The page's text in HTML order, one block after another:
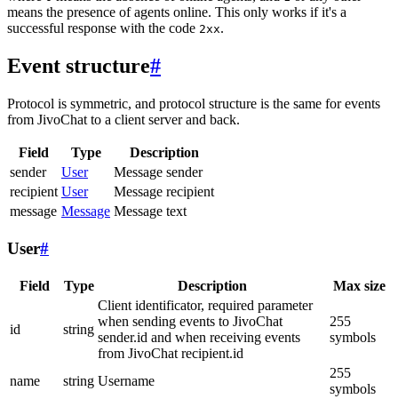
means the presence of agents online. This only works if it's a
successful response with the code 2xx.
Event structure#
Protocol is symmetric, and protocol structure is the same for events
from JivoChat to a client server and back.
Field Type
Description
sender
User
Message sender
recipient User
Message recipient
message Message Message text
User#
Field Type Description Max size
id string
Client identificator, required parameter
when sending events to JivoChat
sender.id and when receiving events
from JivoChat recipient.id
255
symbols
name string Username
255
symbols